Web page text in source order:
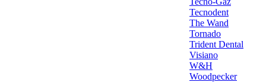
Tecnodent
The Wand
Tornado
Trident Dental
Visiano
W&H
Woodpecker